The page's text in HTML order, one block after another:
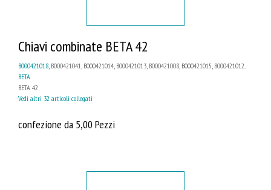
Chiavi combinate BETA 42
B000421018 , B000421041, B000421014, B000421013, B000421008, B000421015, B000421012...
BETA
BETA 42
Vedi altri 32 articoli collegati
confezione da 5,00 Pezzi